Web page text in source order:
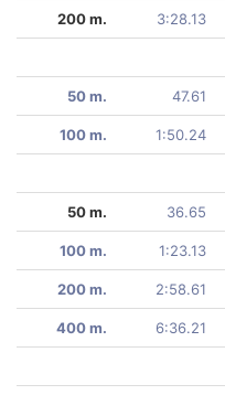
200 m. 3:28.13
50 m. 47.61
100 m. 1:50.24
50 m. 36.65
100 m. 1:23.13
200 m. 2:58.61
400 m. 6:36.21